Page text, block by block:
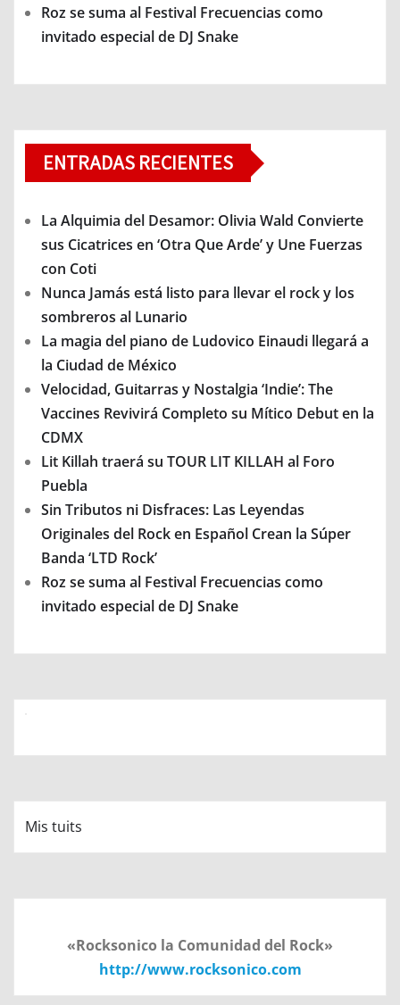
Roz se suma al Festival Frecuencias como
invitado especial de DJ Snake
ENTRADAS RECIENTES
La Alquimia del Desamor: Olivia Wald Convierte
sus Cicatrices en ‘Otra Que Arde’ y Une Fuerzas
con Coti
Nunca Jamás está listo para llevar el rock y los
sombreros al Lunario
La magia del piano de Ludovico Einaudi llegará a
la Ciudad de México
Velocidad, Guitarras y Nostalgia ‘Indie’: The
Vaccines Revivirá Completo su Mítico Debut en la
CDMX
Lit Killah traerá su TOUR LIT KILLAH al Foro
Puebla
Sin Tributos ni Disfraces: Las Leyendas
Originales del Rock en Español Crean la Súper
Banda ‘LTD Rock’
Roz se suma al Festival Frecuencias como
invitado especial de DJ Snake
Mis tuits
«Rocksonico la Comunidad del Rock»
http://www.rocksonico.com